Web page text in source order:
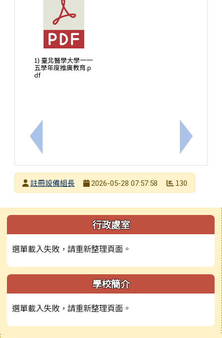
上一筆：「NotebookLM 提升教學品質---AI 備課工
1) 臺北醫學大學一一
五學年度推廣教育.p
df
下一筆：
發布者
註冊設備組長
2026-05-28 07:57:58 130
左邊區域內容 行政處室
選單載入失敗，請重新整理頁面。
學校簡介
選單載入失敗，請重新整理頁面。